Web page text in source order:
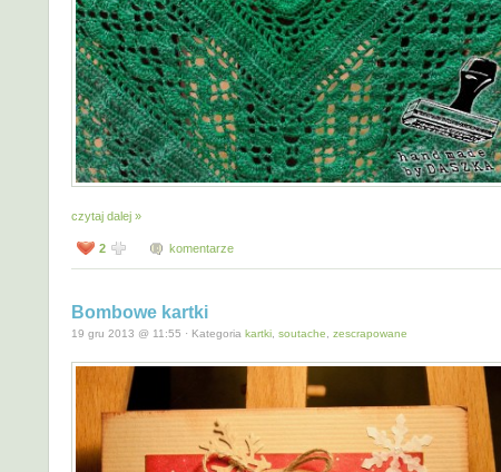
czytaj dalej »
2 komentarze
Bombowe kartki
19 gru 2013 @ 11:55 · Kategoria kartki, soutache, zescrapowane